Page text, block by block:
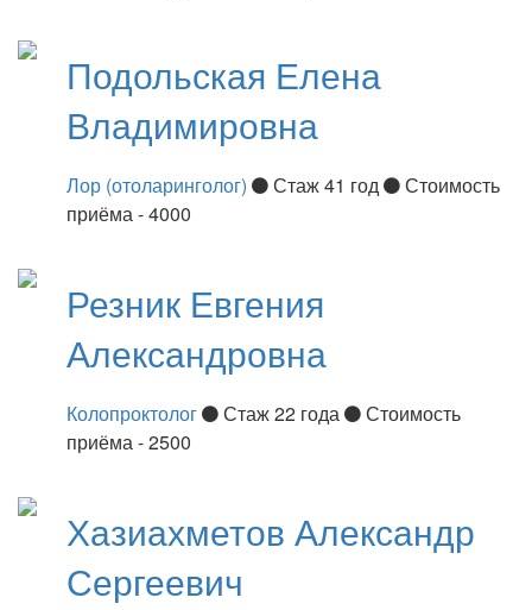
Подольская Елена
Владимировна
Лор (отоларинголог) Стаж 41 год
Стоимость
приёма - 4000
Резник Евгения
Александровна
Колопроктолог Стаж 22 года
Стоимость
приёма - 2500
Хазиахметов Александр
Сергеевич